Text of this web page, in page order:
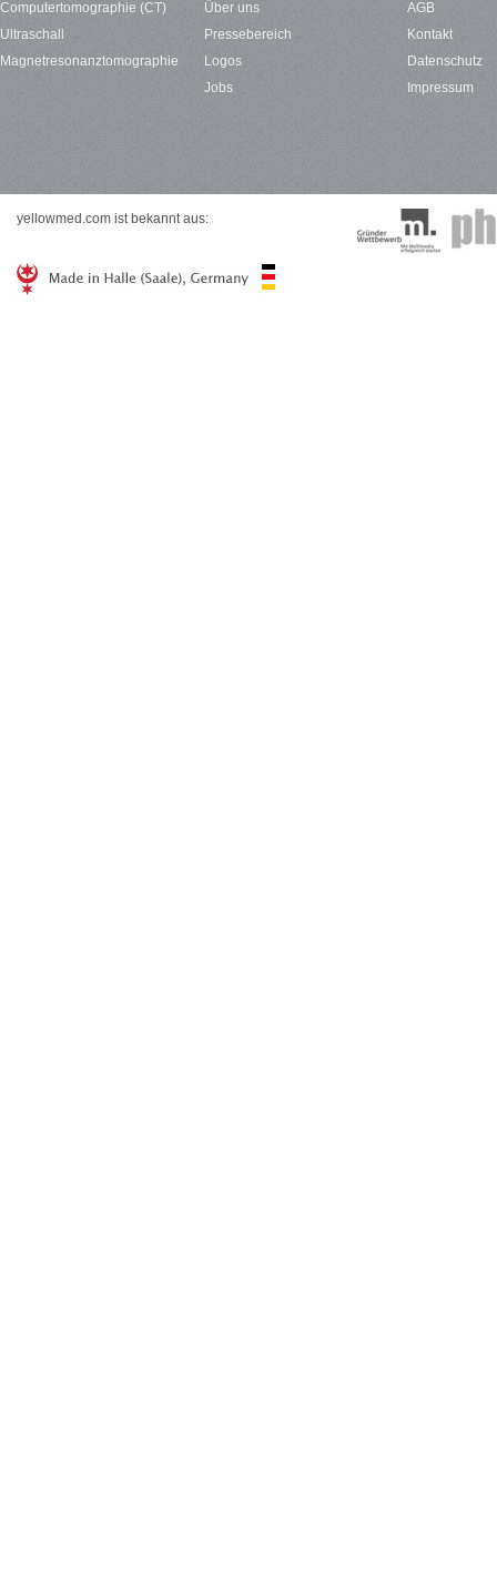
Computertomographie (CT)
Ultraschall
Magnetresonanztomographie
Über uns
Pressebereich
Logos
Jobs
AGB
Kontakt
Datenschutz
Impressum
yellowmed.com ist bekannt aus: